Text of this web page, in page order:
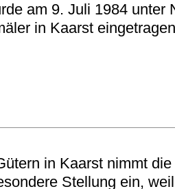
am 9. Juli 1984 unter
in Kaarst
in Kaarst nimmt die
Stellung ein,